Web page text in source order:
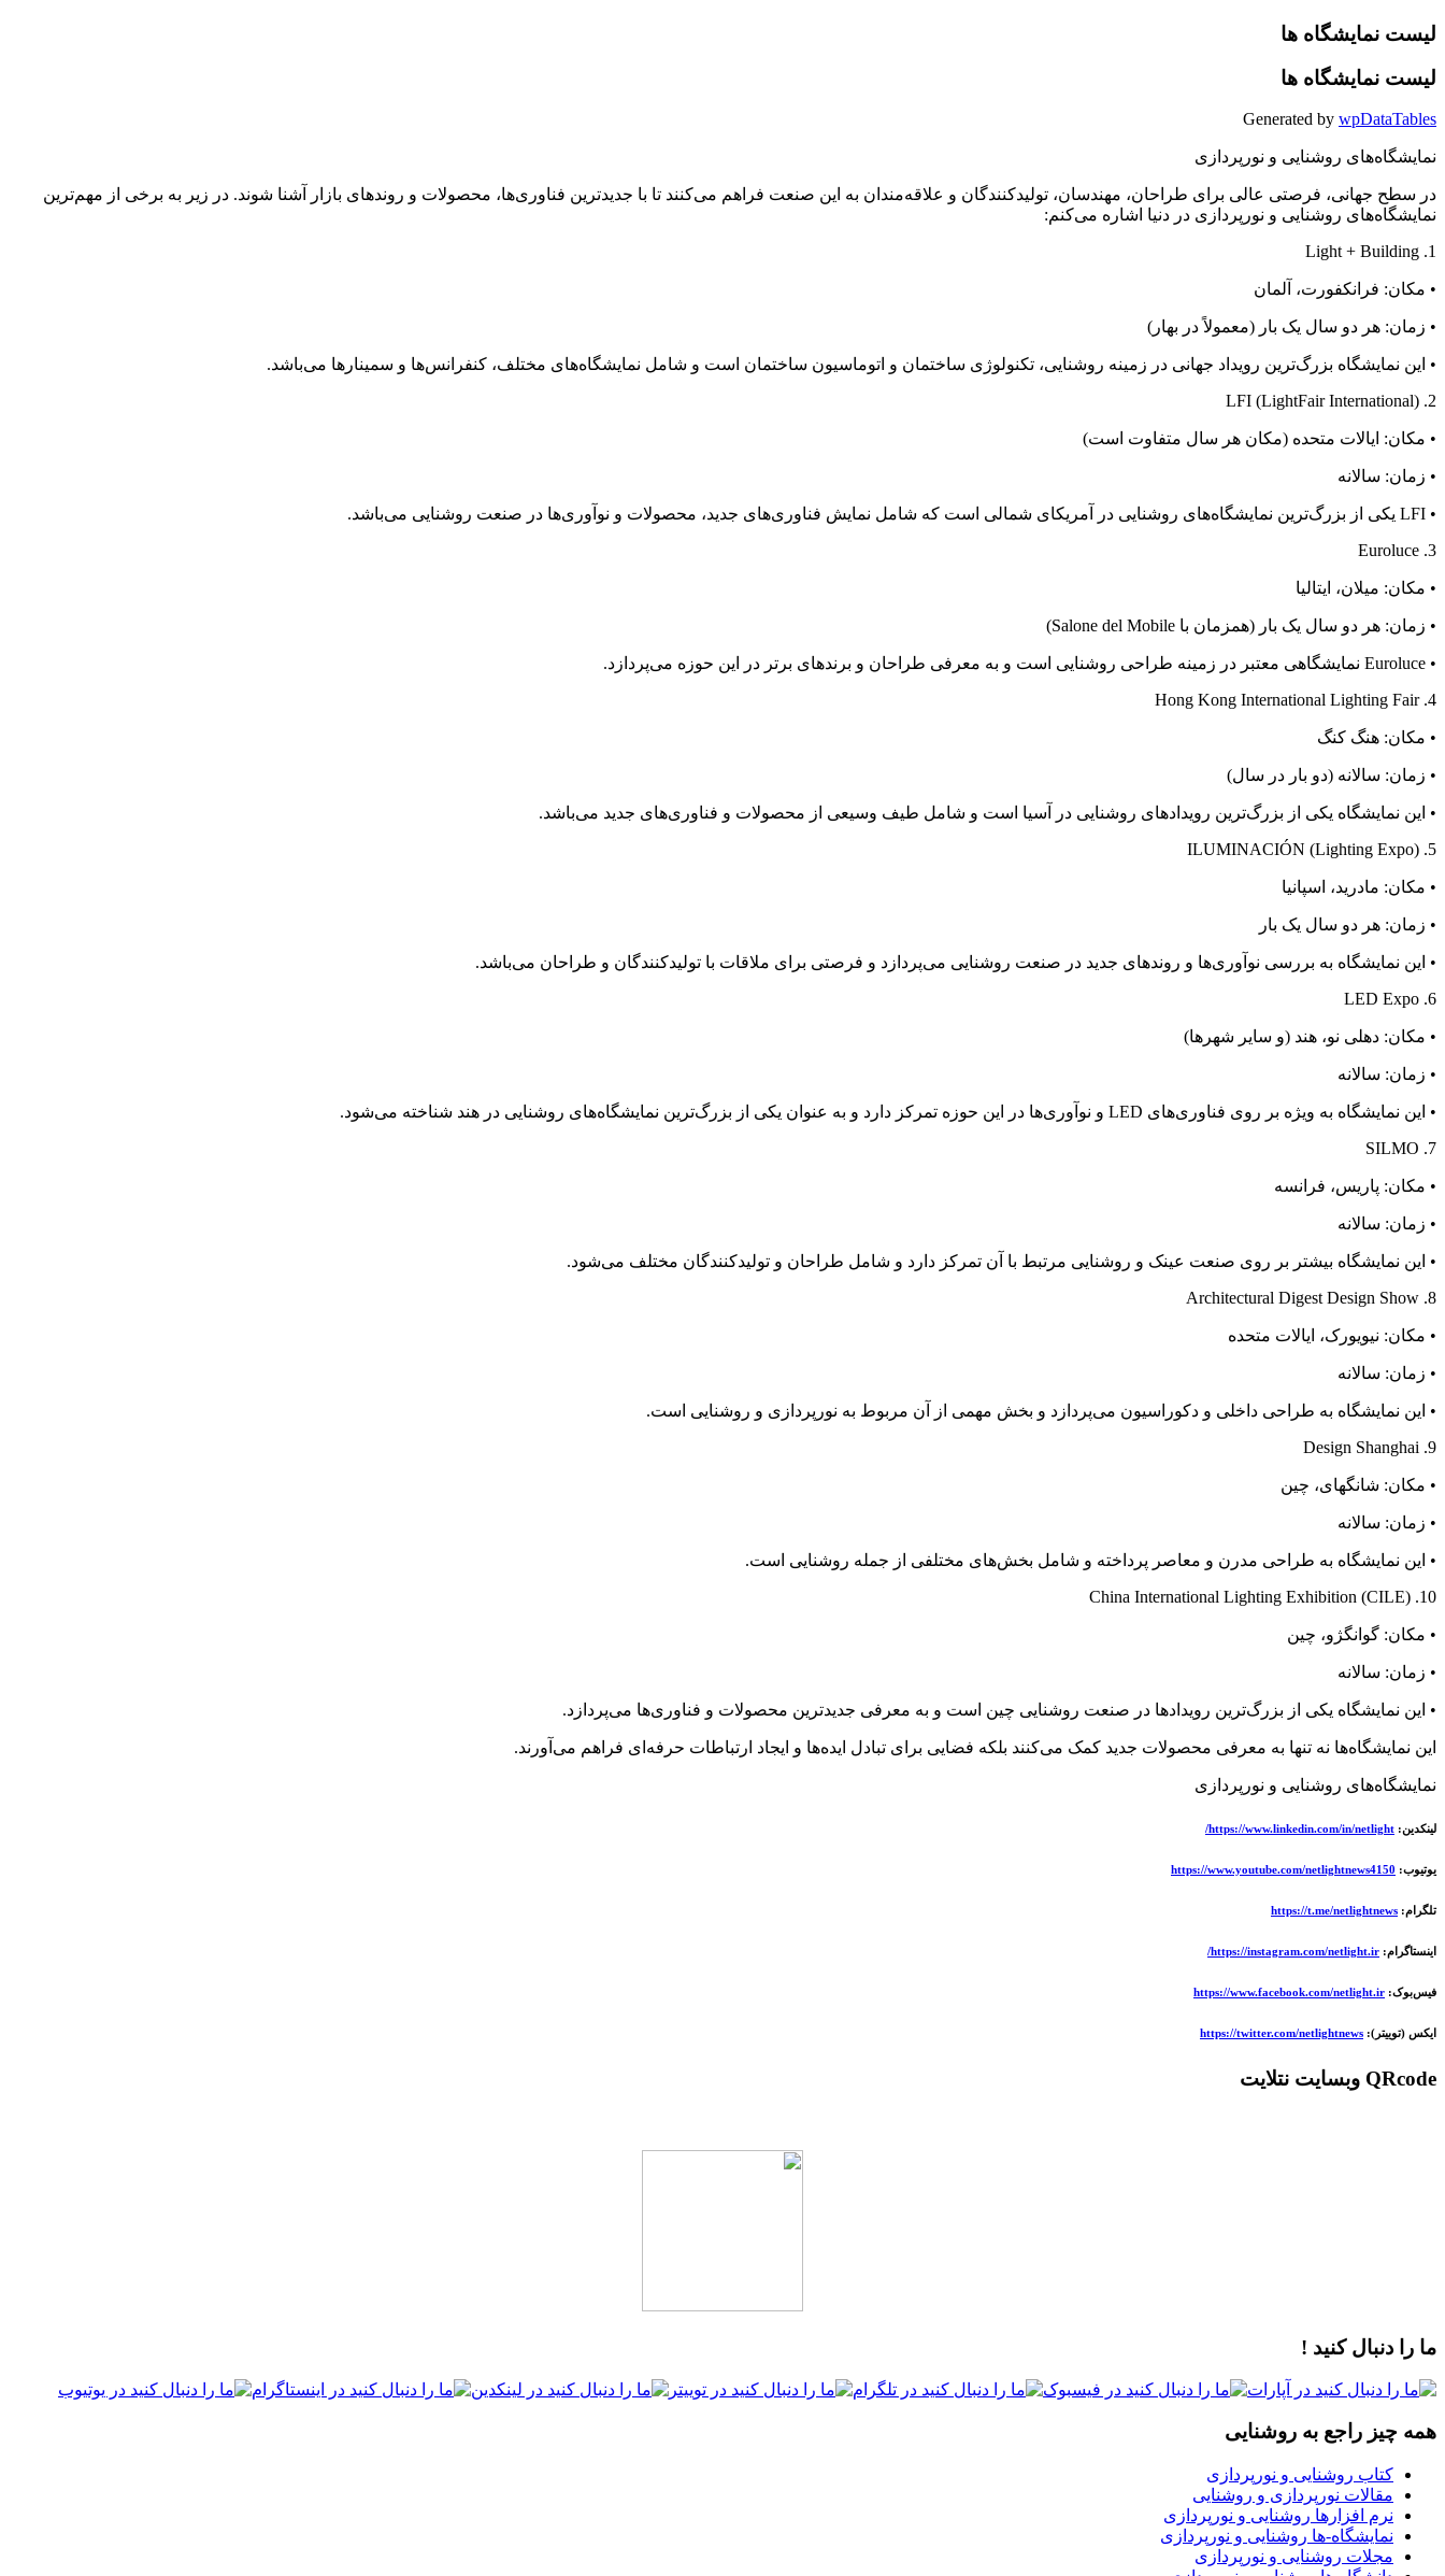
لیست نمایشگاه ها
لیست نمایشگاه ها
Generated by wpDataTables
نمایشگاه‌های روشنایی و نورپردازی
در سطح جهانی، فرصتی عالی برای طراحان، مهندسان، تولیدکنندگان و علاقه‌مندان به این صنعت فراهم می‌کنند تا با جدیدترین فناوری‌ها، محصولات و روندهای بازار آشنا شوند. در زیر به برخی از مهم‌ترین
نمایشگاه‌های روشنایی و نورپردازی در دنیا اشاره می‌کنم:
1. Light + Building
• مکان: فرانکفورت، آلمان
• زمان: هر دو سال یک بار (معمولاً در بهار)
• این نمایشگاه بزرگ‌ترین رویداد جهانی در زمینه روشنایی، تکنولوژی ساختمان و اتوماسیون ساختمان است و شامل نمایشگاه‌های مختلف، کنفرانس‌ها و سمینارها می‌باشد.
2. LFI (LightFair International)
• مکان: ایالات متحده (مکان هر سال متفاوت است)
• زمان: سالانه
• LFI یکی از بزرگ‌ترین نمایشگاه‌های روشنایی در آمریکای شمالی است که شامل نمایش فناوری‌های جدید، محصولات و نوآوری‌ها در صنعت روشنایی می‌باشد.
3. Euroluce
• مکان: میلان، ایتالیا
• زمان: هر دو سال یک بار (همزمان با Salone del Mobile)
• Euroluce نمایشگاهی معتبر در زمینه طراحی روشنایی است و به معرفی طراحان و برندهای برتر در این حوزه می‌پردازد.
4. Hong Kong International Lighting Fair
• مکان: هنگ کنگ
• زمان: سالانه (دو بار در سال)
• این نمایشگاه یکی از بزرگ‌ترین رویدادهای روشنایی در آسیا است و شامل طیف وسیعی از محصولات و فناوری‌های جدید می‌باشد.
5. ILUMINACIÓN (Lighting Expo)
• مکان: مادرید، اسپانیا
• زمان: هر دو سال یک بار
• این نمایشگاه به بررسی نوآوری‌ها و روندهای جدید در صنعت روشنایی می‌پردازد و فرصتی برای ملاقات با تولیدکنندگان و طراحان می‌باشد.
6. LED Expo
• مکان: دهلی نو، هند (و سایر شهرها)
• زمان: سالانه
• این نمایشگاه به ویژه بر روی فناوری‌های LED و نوآوری‌ها در این حوزه تمرکز دارد و به عنوان یکی از بزرگ‌ترین نمایشگاه‌های روشنایی در هند شناخته می‌شود.
7. SILMO
• مکان: پاریس، فرانسه
• زمان: سالانه
• این نمایشگاه بیشتر بر روی صنعت عینک و روشنایی مرتبط با آن تمرکز دارد و شامل طراحان و تولیدکنندگان مختلف می‌شود.
8. Architectural Digest Design Show
• مکان: نیویورک، ایالات متحده
• زمان: سالانه
• این نمایشگاه به طراحی داخلی و دکوراسیون می‌پردازد و بخش مهمی از آن مربوط به نورپردازی و روشنایی است.
9. Design Shanghai
• مکان: شانگهای، چین
• زمان: سالانه
• این نمایشگاه به طراحی مدرن و معاصر پرداخته و شامل بخش‌های مختلفی از جمله روشنایی است.
10. China International Lighting Exhibition (CILE)
• مکان: گوانگژو، چین
• زمان: سالانه
• این نمایشگاه یکی از بزرگ‌ترین رویدادها در صنعت روشنایی چین است و به معرفی جدیدترین محصولات و فناوری‌ها می‌پردازد.
این نمایشگاه‌ها نه تنها به معرفی محصولات جدید کمک می‌کنند بلکه فضایی برای تبادل ایده‌ها و ایجاد ارتباطات حرفه‌ای فراهم می‌آورند.
نمایشگاه‌های روشنایی و نورپردازی
لینکدین: https://www.linkedin.com/in/netlight/
یوتیوب: https://www.youtube.com/netlightnews4150
تلگرام: https://t.me/netlightnews
اینستاگرام: https://instagram.com/netlight.ir/
فیس‌بوک: https://www.facebook.com/netlight.ir
ایکس (توییتر): https://twitter.com/netlightnews
QRcode وبسایت نتلایت
ما را دنبال کنید !
همه چیز راجع به روشنایی
کتاب روشنایی و نورپردازی
مقالات نورپردازی و روشنایی
نرم افزارها روشنایی و نورپردازی
نمایشگاه-ها روشنایی و نورپردازی
مجلات روشنایی و نورپردازی